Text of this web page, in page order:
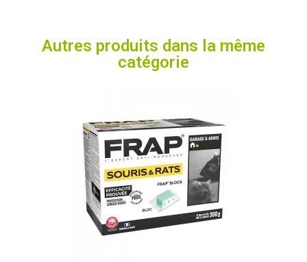
Autres produits dans la même
catégorie